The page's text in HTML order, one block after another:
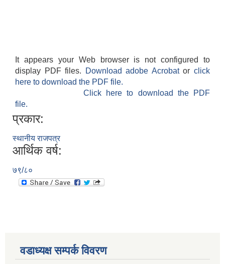
It appears your Web browser is not configured to
display PDF files.
Download adobe Acrobatorclick
here to download the PDF file.
Click here to download the PDF
file.
प्रकार:
स्थानीय राजपत्र
आर्थिक वर्ष:
७९/८०
वडाध्यक्ष सम्पर्क विवरण